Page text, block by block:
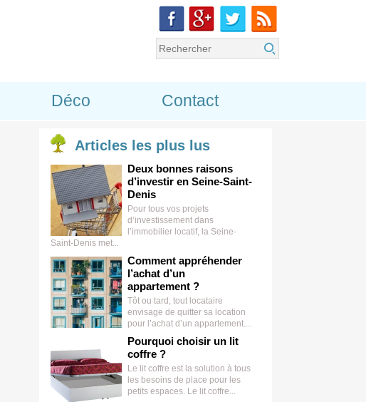
Déco Contact
Articles les plus lus
Deux bonnes raisons
d’investir en Seine-Saint-
Denis
Pour tous vos projets
d’investissement dans
l’immobilier locatif, la Seine-
Saint-Denis met...
Comment appréhender
l’achat d’un
appartement ?
Tôt ou tard, tout locataire
envisage de quitter sa location
pour l’achat d’un appartement....
Pourquoi choisir un lit
coffre ?
Le lit coffre est la solution à tous
les besoins de place pour les
petits espaces. Le lit coffre...